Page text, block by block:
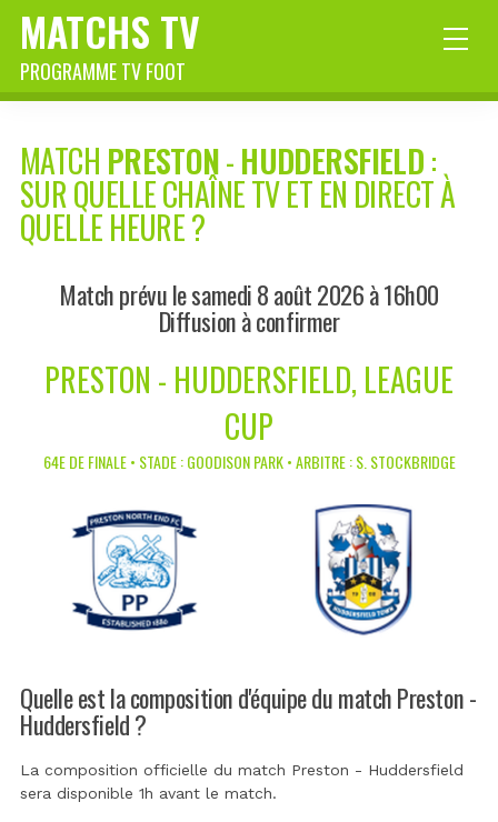
MATCHS TV
PROGRAMME TV FOOT
MATCH PRESTON-HUDDERSFIELD:
SUR QUELLE CHAÎNE TV ET EN DIRECT À
QUELLE HEURE ?
Match prévu le samedi 8 août 2026 à 16h00
Diffusion à confirmer
PRESTON - HUDDERSFIELD, LEAGUE
CUP
64E DE FINALE • STADE : GOODISON PARK • ARBITRE : S. STOCKBRIDGE
Quelle est la composition d'équipe du match Preston -
Huddersfield ?
La composition officielle du match Preston - Huddersfield
sera disponible 1h avant le match.